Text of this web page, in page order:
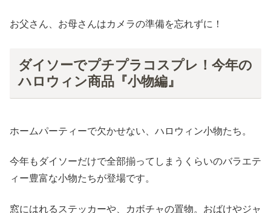
お父さん、お母さんはカメラの準備を忘れずに！
ダイソーでプチプラコスプレ！今年の
ハロウィン商品『小物編』
ホームパーティーで欠かせない、ハロウィン小物たち。
今年もダイソーだけで全部揃ってしまうくらいのバラエテ
ィー豊富な小物たちが登場です。
窓にはれるステッカーや、カボチャの置物。おばけやジャ